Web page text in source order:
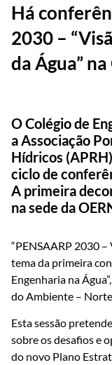
Há
2030 –
da Água” na
O Colégio de
a Associação
Hídricos
ciclo de
A primeira
na sede da
“PENSAARP 2030
tema da primeira
Engenharia na
do Ambiente – Norte
Esta sessão
sobre os desafios e
do novo Plano